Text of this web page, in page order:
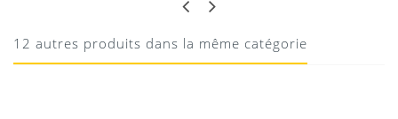
18/05/2020
Téléchargement
12 autres produits dans la même catégorie